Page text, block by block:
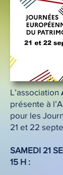
L’association
présente à
pour les
21 et 22
SAMEDI 21
15 H :